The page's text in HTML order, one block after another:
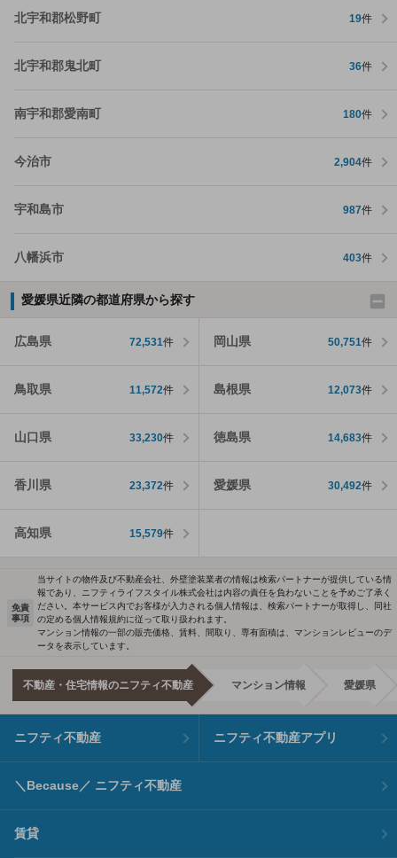
北宇和郡松野町 19件
北宇和郡鬼北町 36件
南宇和郡愛南町 180件
今治市 2,904件
宇和島市 987件
八幡浜市 403件
愛媛県近隣の都道府県から探す
広島県 72,531件 岡山県 50,751件
鳥取県 11,572件 島根県 12,073件
山口県 33,230件 徳島県 14,683件
香川県 23,372件 愛媛県 30,492件
高知県 15,579件
免責
事項
当サイトの物件及び不動産会社、外壁塗装業者の情報は検索パートナーが提供している情
報であり、ニフティライフスタイル株式会社は内容の責任を負わないことを予めご了承く
ださい。本サービス内でお客様が入力される個人情報は、検索パートナーが取得し、同社
の定める個人情報規約に従って取り扱われます。
マンション情報の一部の販売価格、賃料、間取り、専有面積は、マンションレビューのデ
ータを表示しています。
不動産・住宅情報のニフティ不動産 マンション情報 愛媛県
ニフティ不動産 ニフティ不動産アプリ
＼Because／ ニフティ不動産
賃貸